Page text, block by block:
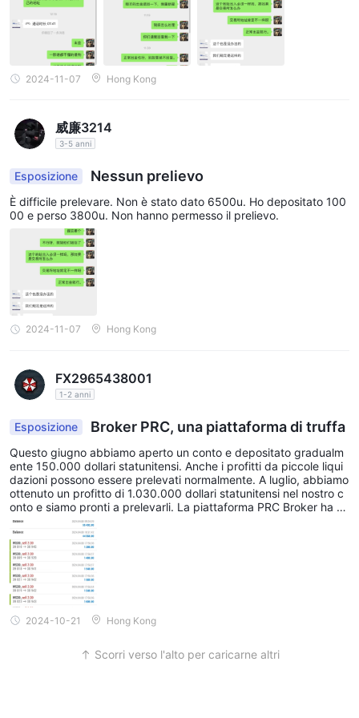
2024-11-07 Hong Kong
威廉3214
3-5 anni
Esposizione Nessun prelievo
È difficile prelevare. Non è stato dato 6500u. Ho depositato 100
00 e perso 3800u. Non hanno permesso il prelievo.
2024-11-07 Hong Kong
FX2965438001
1-2 anni
Esposizione Broker PRC, una piattaforma di truffa
Questo giugno abbiamo aperto un conto e depositato gradualm
ente 150.000 dollari statunitensi. Anche i profitti da piccole liqui
dazioni possono essere prelevati normalmente. A luglio, abbiamo
ottenuto un profitto di 1.030.000 dollari statunitensi nel nostro c
onto e siamo pronti a prelevarli. La piattaforma PRC Broker ha ch
iuso il nostro conto per operazioni non conformi e sta cercando d
i risolvere la situazione con un risarcimento di soli 100.000 dollari
statunitensi. Attualmente stiamo lottando per i nostri diritti e gli in
vestitori sono pregati di non toccare questa piattaforma fraudole
nta.
2024-10-21 Hong Kong
Scorri verso l'alto per caricarne altri